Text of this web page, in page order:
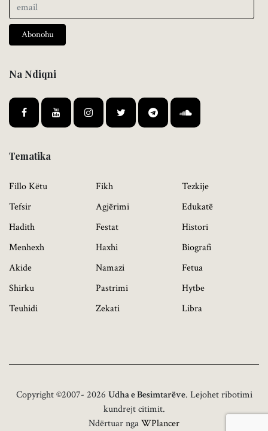
Abonohu
Na Ndiqni
Tematika
Fillo Këtu
Tefsir
Hadith
Menhexh
Akide
Shirku
Teuhidi
Fikh
Agjërimi
Festat
Haxhi
Namazi
Pastrimi
Zekati
Tezkije
Edukatë
Histori
Biografi
Fetua
Hytbe
Libra
Copyright ©2007- 2026 Udha e Besimtarëve. Lejohet ribotimi
kundrejt citimit.
Ndërtuar ngaWPlancer